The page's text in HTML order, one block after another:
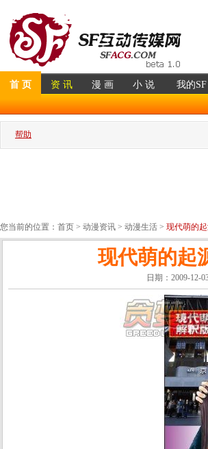
首 页 资 讯 漫 画 小 说 我的SF
帮助
您当前的位置： 首页 > 动漫资讯 > 动漫生活 > 现代萌的
现代萌的起
日期：2009-12-